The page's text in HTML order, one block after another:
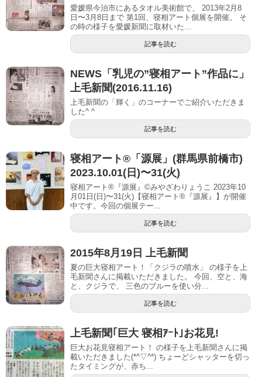
愛媛県今治市にあるタオル美術館で、 2013年2月8
日〜3月8日まで 第1回、寝相アート個展を開催。 そ
の時の様子を愛媛新聞に取材いた...
記事を読む
NEWS「乳児の”寝相アート”作品に」
上毛新聞(2016.11.16)
上毛新聞の「輝く」のコーナーでご紹介いただきま
した^ ^
記事を読む
寝相アート®「源展」(群馬県前橋市)
2023.10.01(日)〜31(火)
寝相アート®『源展』©︎みやざわりょうこ 2023年10
月01日(日)〜31(火)【寝相アート®︎『源展』】が開催
中です。今回の個展テー...
記事を読む
2015年8月19日 上毛新聞
夏の巨大寝相アート！「クジラの噴水」 の様子を上
毛新聞さんに掲載いただきました。 今回、空と、海
と、クジラで、 三色のブルーを使い分...
記事を読む
上毛新聞｢巨大 寝相ｱｰﾄ｣お花見!
巨大お花見寝相アート！ の様子を上毛新聞さんに掲
載いただきました(*^▽^*) ちょーどシャッターを切っ
たタイミングが、赤ち...